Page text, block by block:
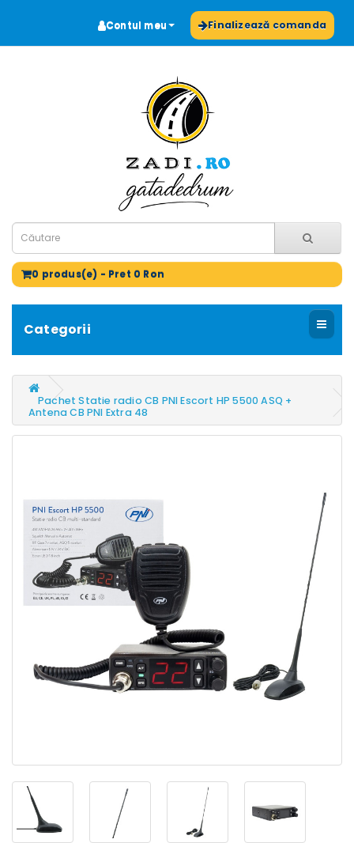
Contul meu Finalizează comanda
0 produs(e) - Pret 0 Ron
Categorii
Pachet Statie radio CB PNI Escort HP 5500 ASQ +
Antena CB PNI Extra 48